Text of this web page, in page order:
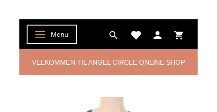
Skifte navigation
Menu
VELKOMMEN TIL ANGEL CIRCLE ONLINE SHOP